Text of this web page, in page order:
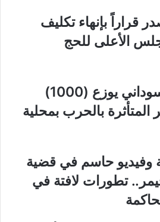
قراراً بإنهاء تكليف
الأعلى للحج
الهلال الأحمر السوداني يوزع (1000)
المتأثرة بالحرب بمحلية
وفيديو حاسم في قضية
تطورات لافتة في